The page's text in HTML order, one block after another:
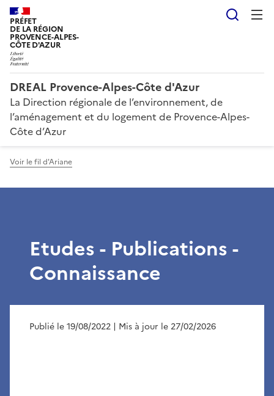
PRÉFET
DE LA RÉGION
PROVENCE-ALPES-
CÔTE D'AZUR
DREAL Provence-Alpes-Côte d'Azur
La Direction régionale de l’environnement, de
l’aménagement et du logement de Provence-Alpes-
Côte d’Azur
Voir le fil d'Ariane
Etudes - Publications -
Connaissance
Publié le 19/08/2022 | Mis à jour le 27/02/2026